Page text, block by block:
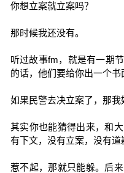
你想立案就立案吗？
那时候我还没有。
听过故事fm，就是有一期
的话，他们要给你出一个书
如果民警去决立案了，那我
其实你也能猜得出来，和
有下文，没有立案，没有道
惹不起，那就只能躲。后